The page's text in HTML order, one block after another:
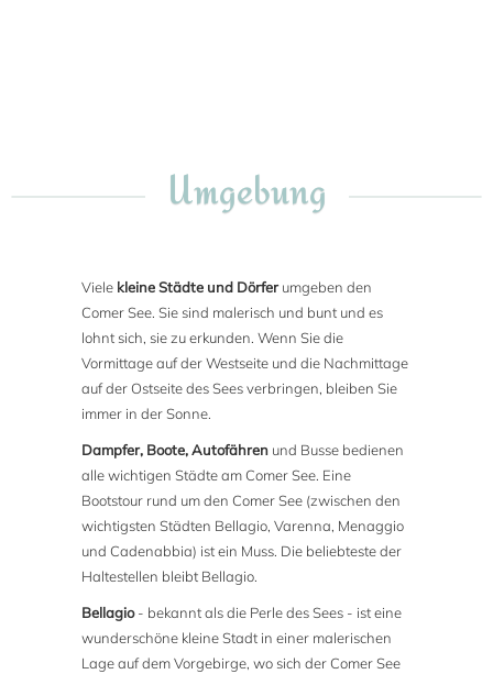
Umgebung
Viele kleine Städte und Dörferumgeben den
Comer See. Sie sind malerisch und bunt und es
lohnt sich, sie zu erkunden. Wenn Sie die
Vormittage auf der Westseite und die Nachmittage
auf der Ostseite des Sees verbringen, bleiben Sie
immer in der Sonne.
Dampfer, Boote, Autofähren und Busse bedienen
alle wichtigen Städte am Comer See. Eine
Bootstour rund um den Comer See (zwischen den
wichtigsten Städten Bellagio, Varenna, Menaggio
und Cadenabbia) ist ein Muss. Die beliebteste der
Haltestellen bleibt Bellagio.
Bellagio- bekannt als die Perle des Sees - ist eine
wunderschöne kleine Stadt in einer malerischen
Lage auf dem Vorgebirge, wo sich der Comer See